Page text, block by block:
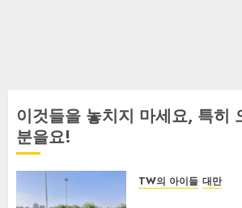
이것들을 놓치지 마세요, 특히
분을요!
TW의 아이들 대만